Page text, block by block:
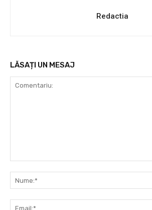
Redactia
LĂSAȚI UN MESAJ